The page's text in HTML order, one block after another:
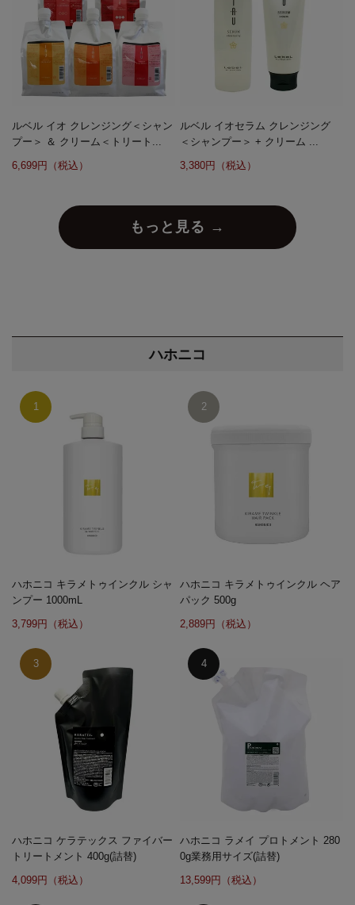
ルベル イオ クレンジング＜シャン
プー＞ ＆ クリーム＜トリート...
6,699円（税込）
ルベル イオセラム クレンジング
＜シャンプー＞ + クリーム ...
3,380円（税込）
もっと見る →
ハホニコ
ハホニコ キラメトゥインクル シャ
ンプー 1000mL
3,799円（税込）
ハホニコ キラメトゥインクル ヘア
パック 500g
2,889円（税込）
ハホニコ ケラテックス ファイバー
トリートメント 400g(詰替)
4,099円（税込）
ハホニコ ラメイ プロトメント 280
0g業務用サイズ(詰替)
13,599円（税込）